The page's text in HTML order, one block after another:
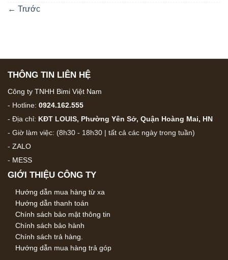
← Trước
THÔNG TIN LIÊN HỆ
Công ty TNHH Bimi Việt Nam
- Hotline: 0924.162.555
- Địa chỉ: KĐT LOUIS, Phường Yên Sở, Quận Hoàng Mai, HN
- Giờ làm việc: (8h30 - 18h30 | tất cả các ngày trong tuần)
- ZALO
- MESS
GIỚI THIỆU CÔNG TY
Hướng dẫn mua hàng từ xa
Hướng dẫn thanh toán
Chính sách bảo mật thông tin
Chính sách bảo hành
Chính sách trả hàng.
Hướng dẫn mua hàng trả góp